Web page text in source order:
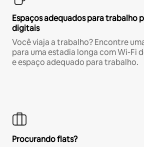
Espaços adequados para trabalho
digitais
Você viaja a trabalho? Encontre
para uma estadia longa com Wi-Fi
e espaço adequado para trabalho.
Procurando flats?